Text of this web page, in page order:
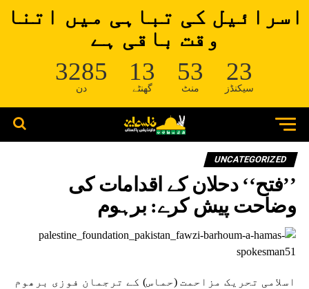
اسرائیل کی تباہی میں اتنا
وقت باقی ہے
3285
دن
13
گھنٹے
53
منٹ
23
سیکنڈز
UNCATEGORIZED
’’فتح‘‘ دحلان کے اقدامات کی
وضاحت پیش کرے: برہوم
اسلامی تحریک مزاحمت (حماس) کے ترجمان فوزی برھوم